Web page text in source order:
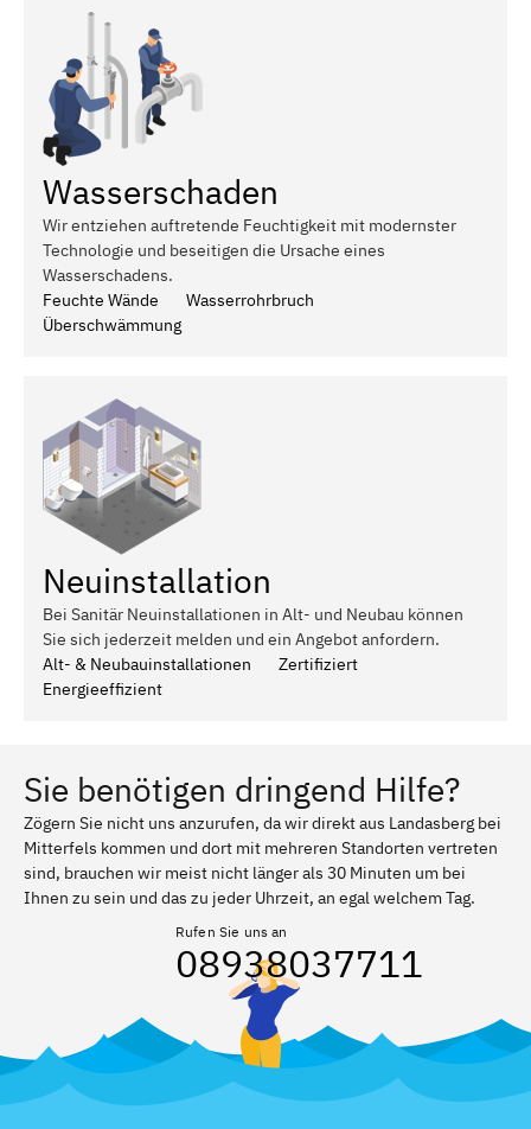
Wasserschaden
Wir entziehen auftretende Feuchtigkeit mit modernster
Technologie und beseitigen die Ursache eines
Wasserschadens.
Feuchte Wände
Wasserrohrbruch
Überschwämmung
Neuinstallation
Bei Sanitär Neuinstallationen in Alt- und Neubau können
Sie sich jederzeit melden und ein Angebot anfordern.
Alt- & Neubauinstallationen
Zertifiziert
Energieeffizient
Sie benötigen dringend Hilfe?
Zögern Sie nicht uns anzurufen, da wir direkt aus Landasberg bei
Mitterfels kommen und dort mit mehreren Standorten vertreten
sind, brauchen wir meist nicht länger als 30 Minuten um bei
Ihnen zu sein und das zu jeder Uhrzeit, an egal welchem Tag.
Rufen Sie uns an
08938037711